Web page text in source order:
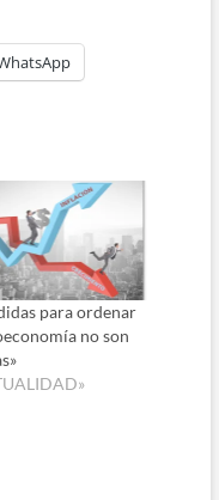
para ordenar
no son